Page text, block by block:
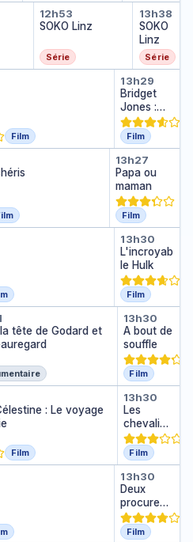
SOKO Linz
12h53
SOKO Linz
Série
13h38
SOKO
Linz
Série
Film
Bridget
13h29
Bridget
Jones :
folle de lui
Film
chéris Papa ou
13h27
Papa ou
maman
Film
13h30
L'incroyab
le Hulk
Film
la tête de Godard
tête de Godard et
A bout
13h30
A bout de
souffle
Film
et Célestine : Le
: Le voyage
Film
Les
13h30
Les
chevalier
s du
zodiaque
: la
légende
du
sanctuair
e
Film
Deux
13h30
Deux
procureur
s
Film